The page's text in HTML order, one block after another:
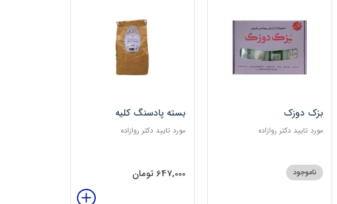
بزک دوزک
مورد تایید دکتر روازاده
ناموجود
بسته پادسنگ کلیه
مورد تایید دکتر روازاده
647,000 تومان